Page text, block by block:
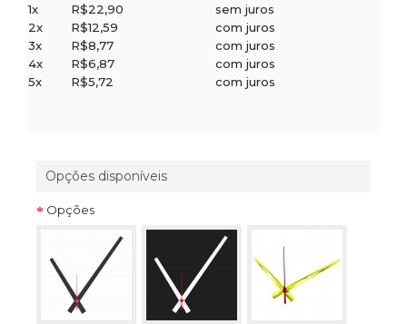
1x R$22,90
sem juros
2x
R$12,59
com juros
3x
R$8,77
com juros
4x
R$6,87
com juros
5x
R$5,72 com juros
Opções disponíveis
Opções